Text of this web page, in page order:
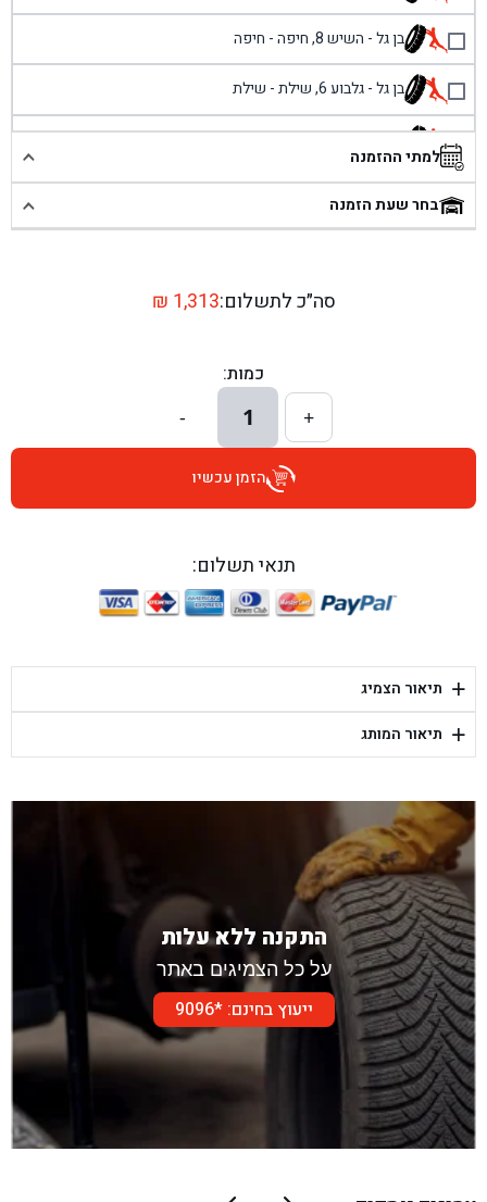
בן גל - השיש 8, חיפה - חיפה
בן גל - גלבוע 6, שילת - שילת
בן גל - פוריידיס, כניסה צפונית מול כביש 4 - פרדיס
בן גל - שכונת אזור תעשייה זעירה, עיילבון - עיילבון
בן גל - דרך השבעה 20, אזור - אזור
בן גל - הרצל 6, גדרה - גדרה
בן גל - שדרות דוד בן גוריון 8, באר שבע - באר שבע
בן גל - היובלים 26, הוד השרון - הוד השרון
בן גל - יפת 88, תל אביב יפו - תל אביב
בן גל - דור אלון הר טוב - בית שמש
למתי ההזמנה
בחר שעת הזמנה
סה״כ לתשלום: ₪ 1,313
כמות:
+
1
-
הזמן עכשיו
תנאי תשלום:
+ תיאור הצמיג
+ תיאור המותג
התקנה ללא עלות
על כל הצמיגים באתר
ייעוץ בחינם: *9096